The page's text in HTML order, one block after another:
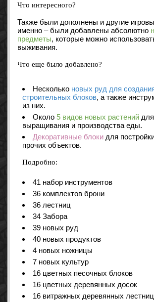
Что интересного?
Также были дополнены и другие
именно – были добавлены абсолютно
предметы, которые можно
выживания.
Что еще было добавлено?
Несколько новых руд для
строительных блоков, а также
из них.
Около 5 видов новых растений
выращивания и производства еды.
Декоративные блоки для
прочих объектов.
Подробно:
41 набор инструментов
36 комплектов брони
36 лестниц
34 Забора
39 новых руд
40 новых продуктов
4 новых ножницы
7 новых культур
16 цветных песочных блоков
16 цветных деревянных досок
16 витражных деревянных лестниц